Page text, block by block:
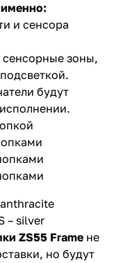
именно:
и сенсора
зоны,
будут
– silver
ZS55 Frame не
но будут